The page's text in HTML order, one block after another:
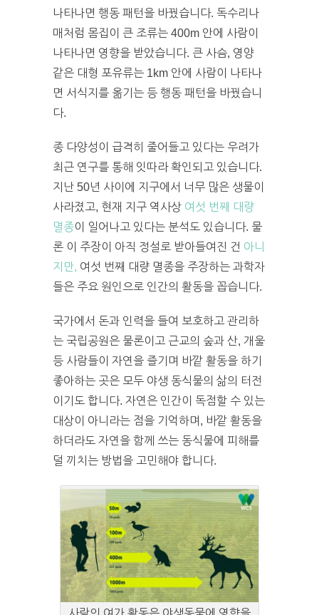
나타나면 행동 패턴을 바꿨습니다. 독수리나
매처럼 몸집이 큰 조류는 400m 안에 사람이
나타나면 영향을 받았습니다. 큰 사슴, 영양
같은 대형 포유류는 1km 안에 사람이 나타나
면 서식지를 옮기는 등 행동 패턴을 바꿨습니
다.
종 다양성이 급격히 줄어들고 있다는 우려가
최근 연구를 통해 잇따라 확인되고 있습니다.
지난 50년 사이에 지구에서 너무 많은 생물이
사라졌고, 현재 지구 역사상 여섯 번째 대량
멸종이 일어나고 있다는 분석도 있습니다. 물
론 이 주장이 아직 정설로 받아들여진 건 아니
지만, 여섯 번째 대량 멸종을 주장하는 과학자
들은 주요 원인으로 인간의 활동을 꼽습니다.
국가에서 돈과 인력을 들여 보호하고 관리하
는 국립공원은 물론이고 근교의 숲과 산, 개울
등 사람들이 자연을 즐기며 바깥 활동을 하기
좋아하는 곳은 모두 야생 동식물의 삶의 터전
이기도 합니다. 자연은 인간이 독점할 수 있는
대상이 아니라는 점을 기억하며, 바깥 활동을
하더라도 자연을 함께 쓰는 동식물에 피해를
덜 끼치는 방법을 고민해야 합니다.